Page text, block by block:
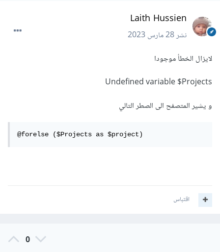
Laith Hussien
نشر28 مارس 2023
لايزال الخطأ موجودا
Undefined variable $Projects
و يشير المتصفح الى الصطر التالي
@forelse ($Projects as $project)
اقتباس
0